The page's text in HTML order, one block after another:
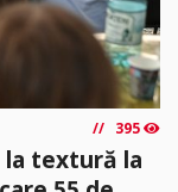
395
la textură la